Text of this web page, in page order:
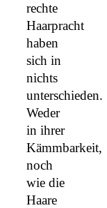
rechte
Haarpracht
haben
sich in
nichts
unterschieden.
Weder
in ihrer
Kämmbarkeit,
noch
wie die
Haare